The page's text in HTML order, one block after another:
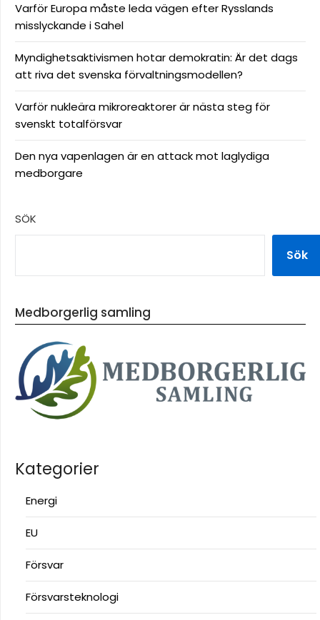
Varför Europa måste leda vägen efter Rysslands
misslyckande i Sahel
Myndighetsaktivismen hotar demokratin: Är det dags
att riva det svenska förvaltningsmodellen?
Varför nukleära mikroreaktorer är nästa steg för
svenskt totalförsvar
Den nya vapenlagen är en attack mot laglydiga
medborgare
SÖK
Sök
Medborgerlig samling
Kategorier
Energi
EU
Försvar
Försvarsteknologi